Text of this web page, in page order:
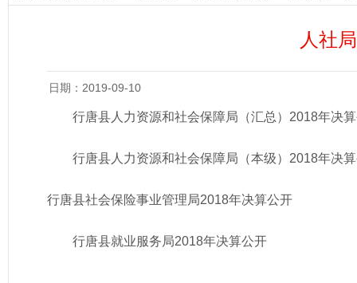
人社
日期：2019-09-10
行唐县人力资源和社会保障局（汇总）2018年决
行唐县人力资源和社会保障局（本级）2018年决
行唐县社会保险事业管理局2018年决算公开
行唐县就业服务局2018年决算公开